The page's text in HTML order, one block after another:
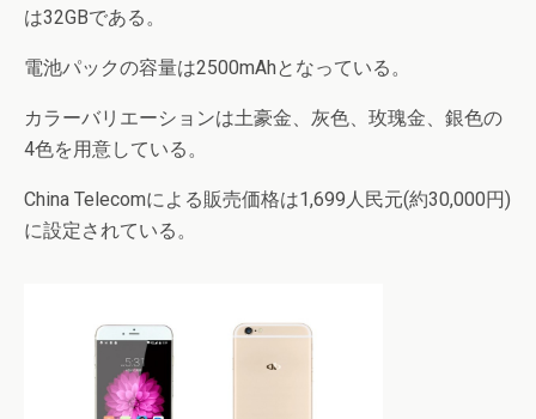
は32GBである。
電池パックの容量は2500mAhとなっている。
カラーバリエーションは土豪金、灰色、玫瑰金、銀色の
4色を用意している。
China Telecomによる販売価格は1,699人民元(約30,000円)
に設定されている。